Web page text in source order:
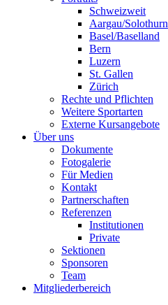
Schweizweit
Aargau/Solothurn
Basel/Baselland
Bern
Luzern
St. Gallen
Zürich
Rechte und Pflichten
Weitere Sportarten
Externe Kursangebote
Über uns
Dokumente
Fotogalerie
Für Medien
Kontakt
Partnerschaften
Referenzen
Institutionen
Private
Sektionen
Sponsoren
Team
Mitgliederbereich